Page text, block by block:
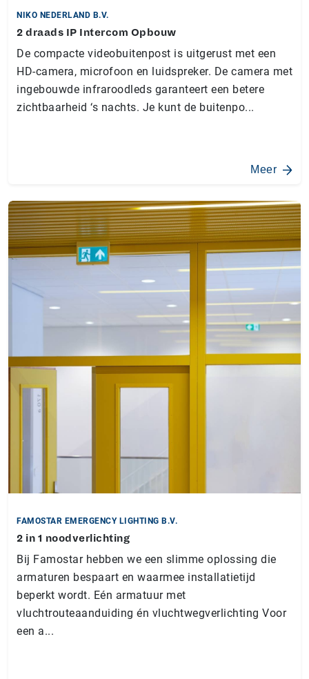
NIKO NEDERLAND B.V.
2 draads IP Intercom Opbouw
De compacte videobuitenpost is uitgerust met een
HD-camera, microfoon en luidspreker. De camera met
ingebouwde infraroodleds garanteert een betere
zichtbaarheid ‘s nachts. Je kunt de buitenpo...
Meer
FAMOSTAR EMERGENCY LIGHTING B.V.
2 in 1 noodverlichting
Bij Famostar hebben we een slimme oplossing die
armaturen bespaart en waarmee installatietijd
beperkt wordt. Eén armatuur met
vluchtrouteaanduiding én vluchtwegverlichting Voor
een a...